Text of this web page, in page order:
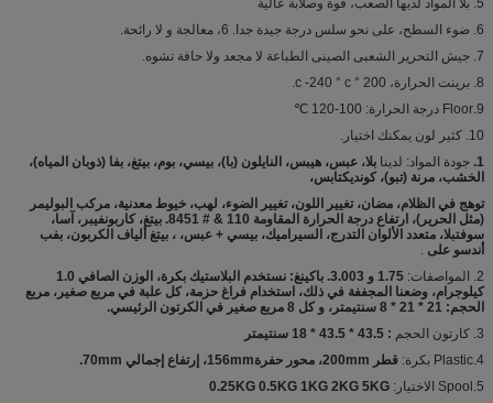
5. بلا المواد لديها الصعب، قوة وصلابة عالية
6. ضوء السطح، على نحو سلس درجة جيدة جدا. 6، معالجة و لا رائحة.
7. جيش التحرير الشعبى الصينى الطباعة لا مجعد ولا حافة تشوه.
8. برينت الحرارة، 200 ° c -240 ° c.
9.Floor درجة الحرارة: 100-120 ℃
10. كثير لون يمكنك اختيار.
1. جودة المواد: لدينا بلا، عبس، هيبس، النايلون (با)، بيسي، بوم، بيتغ، بفا (ذوبان المياه)،
الخشب، مرنة (تبو)، كونديكتابس،
توهج في الظلام، مضان، تغيير اللون، تغيير الضوء، لهب، خيوط معدنية، مركب البوليمر
(مثل الحرير)، ارتفاع درجة الحرارة المقاومة 110 & # 8451. بيتغ، كاربونفيبر، آسا،
سوفتبلا، متعدد الألوان التدرج، السيراميك، بيسي + عبس، ، بيتغ ألياف الكربون، بفب
أندسو على .
2. المواصفات:
1.75 و 3.003. باكينغ: نستخدم البلاستيك بكرة، الوزن الصافي 1.0
كيلوجرام، وضعنا المجففة في ذلك، استخدام فراغ حزمة، كل علبة في مربع صغير، مربع
الحجم: 21 * 21 * 8 سنتيمتر، و كل 8 مربع صغير في الكرتون الرئيسي.
3. كارتون الحجم
: 43.5 * 43.5 * 18 سنتيمتر
4.Plastic بكرة:
قطر 200mm، محور حفرة156mm، إرتفاع إجمالي 70mm.
5.Spool الاختيار:
0.25KG 0.5KG 1KG 2KG 5KG